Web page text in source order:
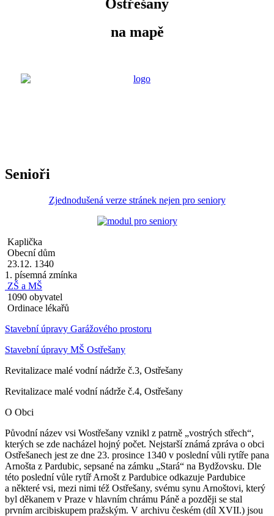
Ostřešany
na mapě
Senioři
Zjednodušená verze stránek nejen pro seniory
Kaplička
Obecní dům
23.12. 1340
1. písemná zmínka
ZŠ a MŠ
1090 obyvatel
Ordinace lékařů
Stavební úpravy Garážového prostoru
Stavební úpravy MŠ Ostřešany
Revitalizace malé vodní nádrže č.3, Ostřešany
Revitalizace malé vodní nádrže č.4, Ostřešany
O Obci
Původní název vsi Wostřešany vznikl z patrně „vostrých střech“,
kterých se zde nacházel hojný počet. Nejstarší známá zpráva o obci
Ostřešanech jest ze dne 23. prosince 1340 v poslední vůli rytíře pana
Arnošta z Pardubic, sepsané na zámku „Stará“ na Bydžovsku. Dle
této poslední vůle rytíř Arnošt z Pardubice odkazuje Pardubice
a některé vsi, mezi nimi též Ostřešany, svému synu Arnoštovi, který
byl děkanem v Praze v hlavním chrámu Páně a později se stal
prvním arcibiskupem pražským. V archivu českém (díl XVII.) jsou